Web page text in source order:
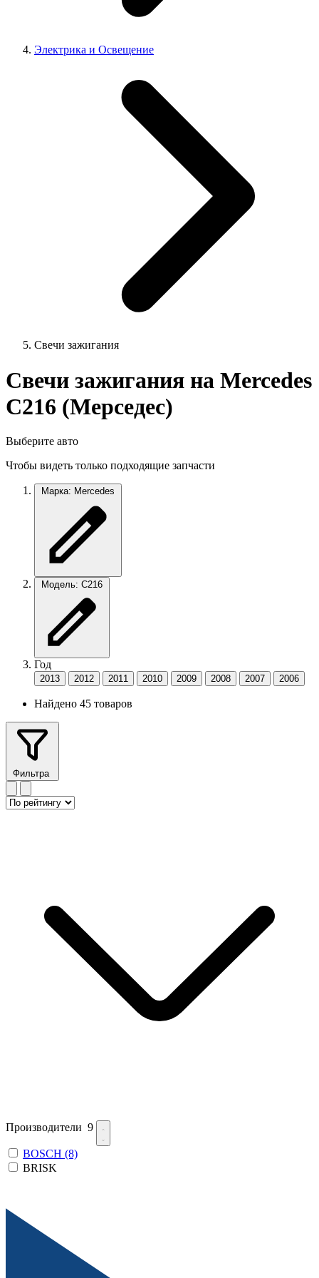
Электрика и Освещение
Свечи зажигания
Свечи зажигания на Mercedes
C216 (Мерседес)
Выберите авто
Чтобы видеть только подходящие запчасти
Марка: Mercedes
Модель: C216
Год
2013 2012 2011 2010 2009 2008 2007 2006
Найдено 45 товаров
Фильтра
Производители 9
BOSCH (8)
BRISK